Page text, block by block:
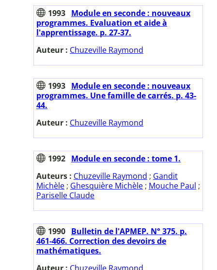
1993 Module en seconde : nouveaux
programmes. Evaluation et aide à
l'apprentissage. p. 27-37.
Auteur : Chuzeville Raymond
1993 Module en seconde : nouveaux
programmes. Une famille de carrés. p. 43-
44.
Auteur : Chuzeville Raymond
1992 Module en seconde : tome 1.
Auteurs : Chuzeville Raymond ; Gandit
Michèle ; Ghesquière Michèle ; Mouche Paul ;
Pariselle Claude
1990 Bulletin de l'APMEP. N° 375. p.
461-466. Correction des devoirs de
mathématiques.